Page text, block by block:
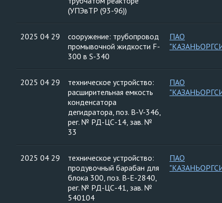
(УПЭвТР (93-96))
2025 04 29
сооружение: трубопровод
промывочной жидкости F-
300 в S-340
ПАО
2025 04 29
техническое устройство:
расширительная емкость
конденсатора
дегидратора, поз. В-V-346,
рег. № РД-ЦС-14, зав. №
33
ПАО
2025 04 29
техническое устройство:
продувочный барабан для
блока 300, поз. В-Е-2840,
рег. № РД-ЦС-41, зав. №
540104
ПАО